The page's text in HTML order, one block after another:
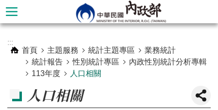
跳到主要內容區塊
階
:::
首頁
主題服務 統計主題專區
業務統計
統計報告
性別統計專區
內政性別統計分析專輯
113年度
人口相關
人口相關